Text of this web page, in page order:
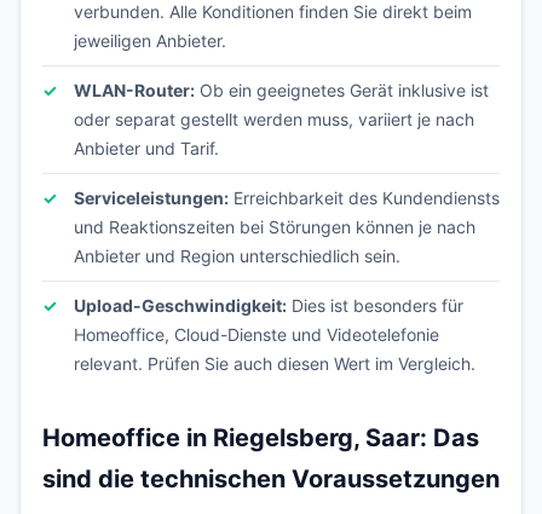
verbunden. Alle Konditionen finden Sie direkt beim
jeweiligen Anbieter.
WLAN-Router: Ob ein geeignetes Gerät inklusive ist
oder separat gestellt werden muss, variiert je nach
Anbieter und Tarif.
Serviceleistungen: Erreichbarkeit des Kundendiensts
und Reaktionszeiten bei Störungen können je nach
Anbieter und Region unterschiedlich sein.
Upload-Geschwindigkeit: Dies ist besonders für
Homeoffice, Cloud-Dienste und Videotelefonie
relevant. Prüfen Sie auch diesen Wert im Vergleich.
Homeoffice in Riegelsberg, Saar: Das
sind die technischen Voraussetzungen